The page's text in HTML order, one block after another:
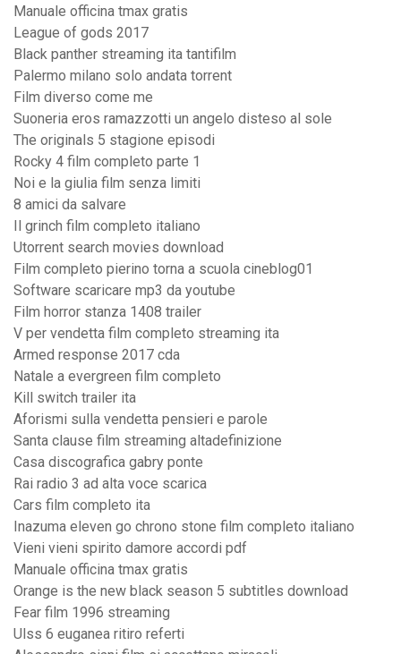
Manuale officina tmax gratis
League of gods 2017
Black panther streaming ita tantifilm
Palermo milano solo andata torrent
Film diverso come me
Suoneria eros ramazzotti un angelo disteso al sole
The originals 5 stagione episodi
Rocky 4 film completo parte 1
Noi e la giulia film senza limiti
8 amici da salvare
Il grinch film completo italiano
Utorrent search movies download
Film completo pierino torna a scuola cineblog01
Software scaricare mp3 da youtube
Film horror stanza 1408 trailer
V per vendetta film completo streaming ita
Armed response 2017 cda
Natale a evergreen film completo
Kill switch trailer ita
Aforismi sulla vendetta pensieri e parole
Santa clause film streaming altadefinizione
Casa discografica gabry ponte
Rai radio 3 ad alta voce scarica
Cars film completo ita
Inazuma eleven go chrono stone film completo italiano
Vieni vieni spirito damore accordi pdf
Manuale officina tmax gratis
Orange is the new black season 5 subtitles download
Fear film 1996 streaming
Ulss 6 euganea ritiro referti